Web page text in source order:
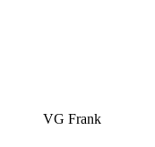
VG Frank